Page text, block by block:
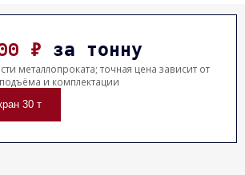
₽ за тонну
металлопроката; точная цена зависит от
и комплектации
30 т